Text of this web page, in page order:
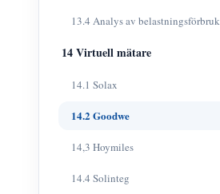
13.4 Analys av
14 Virtuell mätare
14.1 Solax
14.2 Goodwe
14,3 Hoymiles
14.4 Solinteg